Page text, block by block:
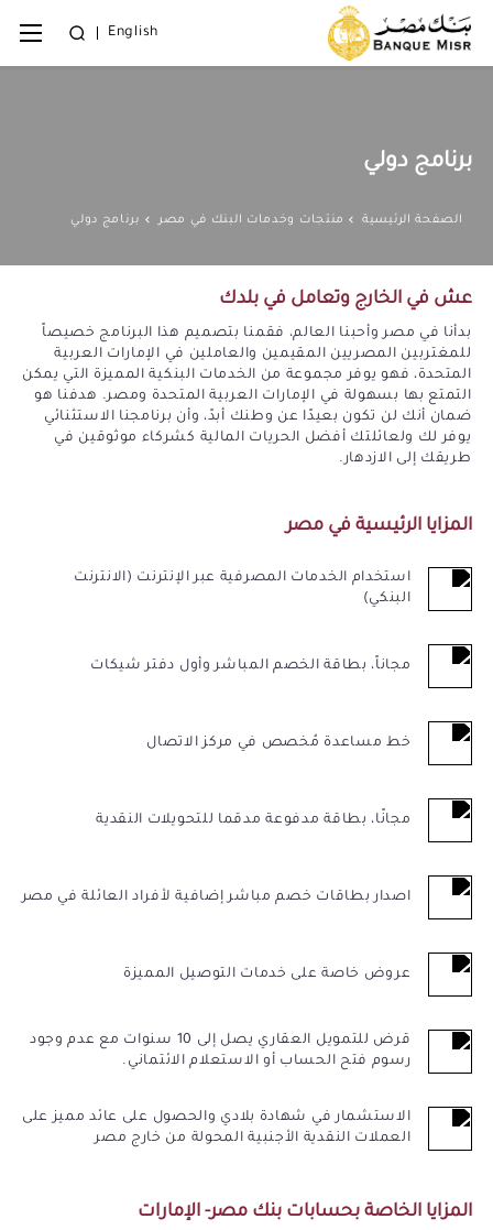
English
برنامج دولي
الصفحة الرئيسية منتجات وخدمات البنك في مصر برنامج دولي
عش في الخارج وتعامل في بلدك
بدأنا في مصر وأحبنا العالم، فقمنا بتصميم هذا البرنامج خصيصاً
للمغتربين المصريين المقيمين والعاملين في الإمارات العربية
المتحدة، فهو يوفر مجموعة من الخدمات البنكية المميزة التي يمكن
التمتع بها بسهولة في الإمارات العربية المتحدة ومصر. هدفنا هو
ضمان أنك لن تكون بعيدًا عن وطنك أبدً، وأن برنامجنا الاستثنائي
يوفر لك ولعائلتك أفضل الحريات المالية كشركاء موثوقين في
طريقك إلى الازدهار.
المزايا الرئيسية في مصر
استخدام الخدمات المصرفية عبر الإنترنت (الانترنت
البنكي)
مجاناً، بطاقة الخصم المباشر وأول دفتر شيكات
خط مساعدة مُخصص في مركز الاتصال
مجانًا، بطاقة مدفوعة مدقما للتحويلات النقدية
اصدار بطاقات خصم مباشر إضافية لأفراد العائلة في مصر
عروض خاصة على خدمات التوصيل المميزة
قرض للتمويل العقاري يصل إلى 10 سنوات مع عدم وجود
رسوم فتح الحساب أو الاستعلام الائتماني.
الاستشمار في شهادة بلادي والحصول على عائد مميز على
العملات النقدية الأجنبية المحولة من خارج مصر
المزايا الخاصة بحسابات بنك مصر- الإمارات